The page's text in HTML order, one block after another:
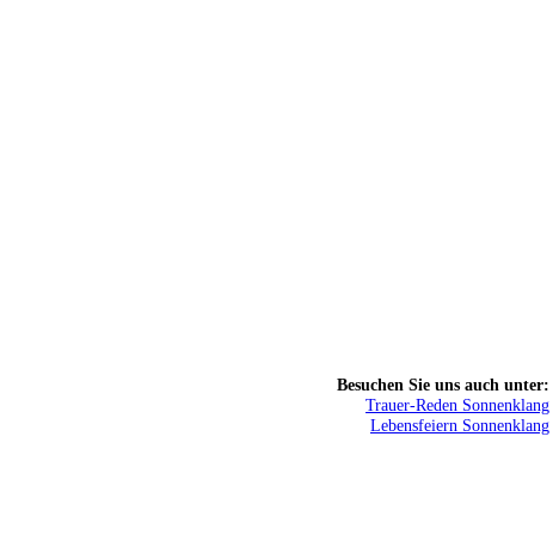
Besuchen Sie uns auch unter:
Trauer-Reden Sonnenklang
Lebensfeiern Sonnenklang